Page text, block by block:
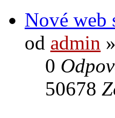
Nové web
od admin
0
50678